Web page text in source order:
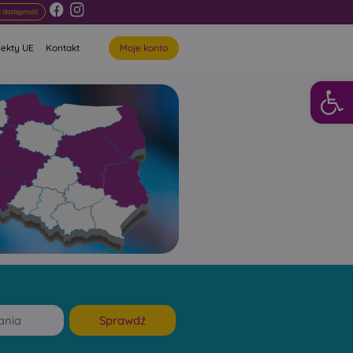
dostępność
UE Kontakt Moje konto